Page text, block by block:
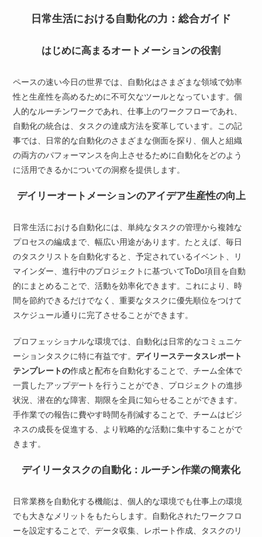
日常生活における自動化の力：総合ガイド
はじめに高まるオートメーションの役割
ペースの速い今日の世界では、自動化はさまざまな領域で効率
性と生産性を高めるために不可欠なツールとなっています。個
人的なルーチンワークであれ、仕事上のワークフローであれ、
自動化の統合は、タスクの達成方法を変革しています。この記
事では、日常的な自動化のさまざまな側面を探り、個人と組織
の両方のパフォーマンスを向上させるために自動化をどのよう
に活用できるかについての洞察を提供します。
デイリーオートメーションのアイデア生産性の向上
日常生活における自動化には、単純なタスクの管理から複雑な
プロセスの編成まで、幅広い用途があります。たとえば、毎日
のタスクリストを自動化すると、予定されているイベント、リ
マインダー、進行中のプロジェクトに基づいてToDo項目を自動
的にまとめることで、活動を効率化できます。これにより、時
間を節約できるだけでなく、重要なタスクに優先順位をつけて
スケジュール通りに完了させることができます。
プロフェッショナルな環境では、自動化は日常的なコミュニケ
ーションタスクに特に有益です。デイリーステータスレポート
テンプレートの作成と配布を自動化することで、チーム全体で
一貫したアップデートを行うことができ、プロジェクトの進捗
状況、潜在的な障害、期限を全員に知らせることができます。
手作業での報告に費やす時間を削減することで、チームはビジ
ネスの成長を促進する、より戦略的な活動に集中することがで
きます。
デイリータスクの自動化：ルーチン作業の簡素化
日常業務を自動化する機能は、個人的な環境でも仕事上の環境
でも大きなメリットをもたらします。自動化されたワークフロ
ーを設定することで、データ収集、レポート作成、タスクのリ